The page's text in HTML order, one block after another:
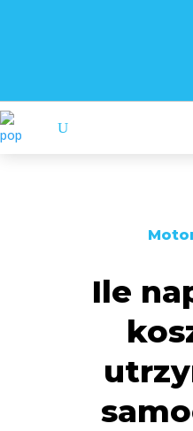
Ile